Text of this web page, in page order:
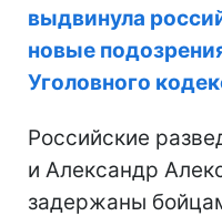
выдвинула
новые
Уголовного
Российские
и Александр
задержаны